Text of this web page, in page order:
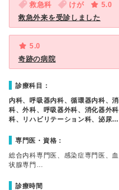
救急科 けが
5.0
救急外来を受診しました
5.0
奇跡の病院
診療科目：
内科、呼吸器内科、循環器内科、
科、外科、呼吸器外科、消化器外
科、リハビリテーション科、泌尿…
専門医・資格：
総合内科専門医、感染症専門医、
状腺専門…
診療時間